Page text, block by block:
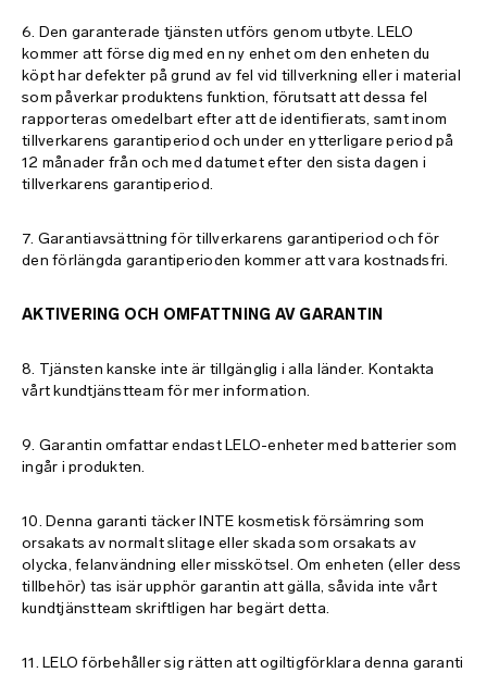
6. Den garanterade tjänsten utförs genom utbyte. LELO
kommer att förse dig med en ny enhet om den enheten du
köpt har defekter på grund av fel vid tillverkning eller i material
som påverkar produktens funktion, förutsatt att dessa fel
rapporteras omedelbart efter att de identifierats, samt inom
tillverkarens garantiperiod och under en ytterligare period på
12 månader från och med datumet efter den sista dagen i
tillverkarens garantiperiod.
7. Garantiavsättning för tillverkarens garantiperiod och för
den förlängda garantiperioden kommer att vara kostnadsfri.
AKTIVERING OCH OMFATTNING AV GARANTIN
8. Tjänsten kanske inte är tillgänglig i alla länder. Kontakta
vårt kundtjänstteam för mer information.
9. Garantin omfattar endast LELO-enheter med batterier som
ingår i produkten.
10. Denna garanti täcker INTE kosmetisk försämring som
orsakats av normalt slitage eller skada som orsakats av
olycka, felanvändning eller misskötsel. Om enheten (eller dess
tillbehör) tas isär upphör garantin att gälla, såvida inte vårt
kundtjänstteam skriftligen har begärt detta.
11. LELO förbehåller sig rätten att ogiltigförklara denna garanti